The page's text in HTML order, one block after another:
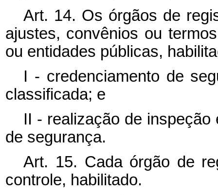
Art. 14. Os órgãos de
ajustes, convênios ou
ou entidades públicas,
I - credenciamento de
classificada; e
II - realização de
de segurança.
Art. 15. Cada órgão de
controle, habilitado.